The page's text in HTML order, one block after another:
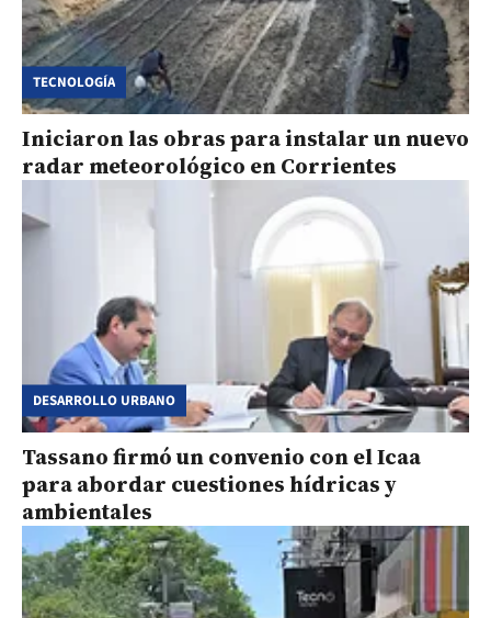
TECNOLOGÍA
Iniciaron las obras para instalar un nuevo
radar meteorológico en Corrientes
DESARROLLO URBANO
Tassano firmó un convenio con el Icaa
para abordar cuestiones hídricas y
ambientales